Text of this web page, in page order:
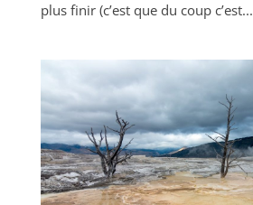
plus finir (c’est que du coup c’est...